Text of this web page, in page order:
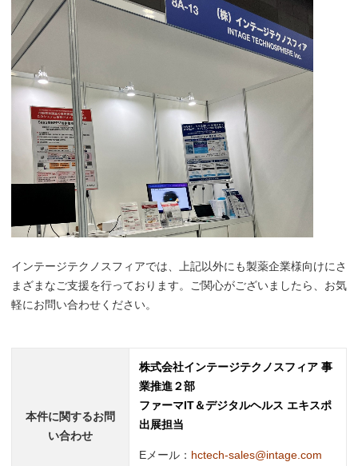
インテージテクノスフィアでは、上記以外にも製薬企業様向けにさ
まざまなご支援を行っております。ご関心がございましたら、お気
軽にお問い合わせください。
本件に関するお問
い合わせ
株式会社インテージテクノスフィア 事
業推進２部
ファーマIT＆デジタルヘルス エキスポ
出展担当
Eメール： hctech-sales@intage.com